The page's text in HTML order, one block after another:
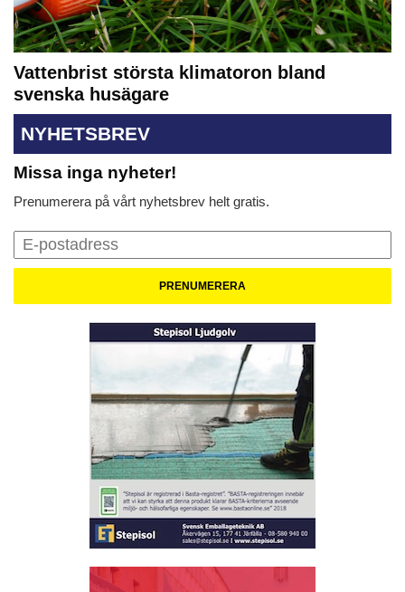
Vattenbrist största klimatoron bland
svenska husägare
NYHETSBREV
Missa inga nyheter!
Prenumerera på vårt nyhetsbrev helt gratis.